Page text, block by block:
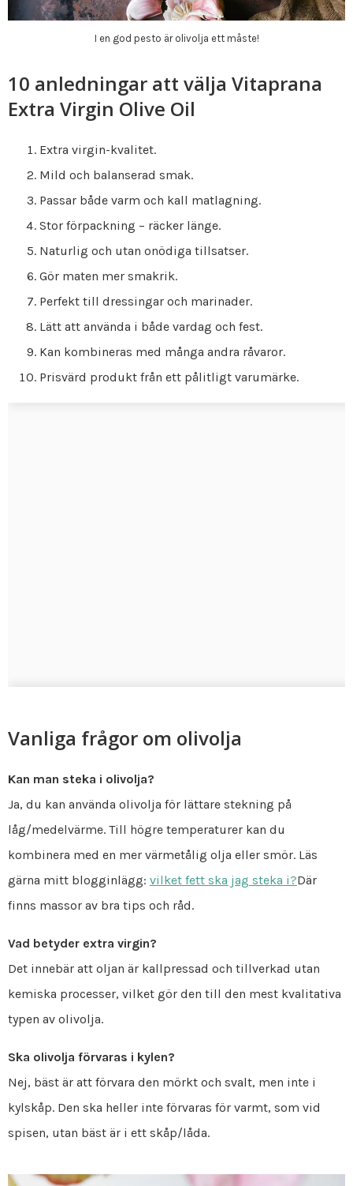
I en god pesto är olivolja ett måste!
10 anledningar att välja Vitaprana
Extra Virgin Olive Oil
Extra virgin-kvalitet.
Mild och balanserad smak.
Passar både varm och kall matlagning.
Stor förpackning – räcker länge.
Naturlig och utan onödiga tillsatser.
Gör maten mer smakrik.
Perfekt till dressingar och marinader.
Lätt att använda i både vardag och fest.
Kan kombineras med många andra råvaror.
Prisvärd produkt från ett pålitligt varumärke.
Vanliga frågor om olivolja
Kan man steka i olivolja?
Ja, du kan använda olivolja för lättare stekning på
låg/medelvärme. Till högre temperaturer kan du
kombinera med en mer värmetålig olja eller smör. Läs
gärna mitt blogginlägg: vilket fett ska jag steka i?Där
finns massor av bra tips och råd.
Vad betyder extra virgin?
Det innebär att oljan är kallpressad och tillverkad utan
kemiska processer, vilket gör den till den mest kvalitativa
typen av olivolja.
Ska olivolja förvaras i kylen?
Nej, bäst är att förvara den mörkt och svalt, men inte i
kylskåp. Den ska heller inte förvaras för varmt, som vid
spisen, utan bäst är i ett skåp/låda.